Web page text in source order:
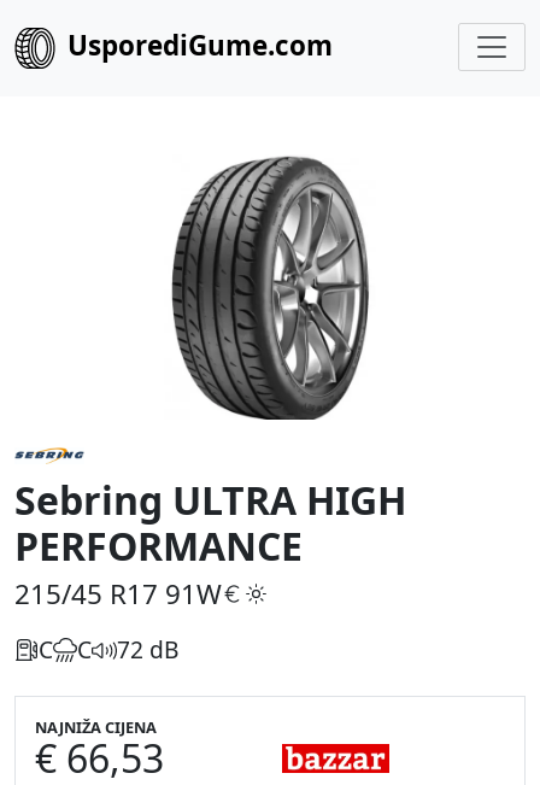
UsporediGume.com
Sebring ULTRA HIGH
PERFORMANCE
215/45 R17 91W
C C 72 dB
NAJNIŽA CIJENA
€ 66,53